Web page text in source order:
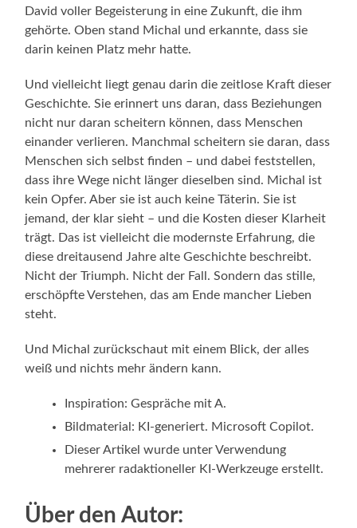
David voller Begeisterung in eine Zukunft, die ihm
gehörte. Oben stand Michal und erkannte, dass sie
darin keinen Platz mehr hatte.
Und vielleicht liegt genau darin die zeitlose Kraft dieser
Geschichte. Sie erinnert uns daran, dass Beziehungen
nicht nur daran scheitern können, dass Menschen
einander verlieren. Manchmal scheitern sie daran, dass
Menschen sich selbst finden – und dabei feststellen,
dass ihre Wege nicht länger dieselben sind. Michal ist
kein Opfer. Aber sie ist auch keine Täterin. Sie ist
jemand, der klar sieht – und die Kosten dieser Klarheit
trägt. Das ist vielleicht die modernste Erfahrung, die
diese dreitausend Jahre alte Geschichte beschreibt.
Nicht der Triumph. Nicht der Fall. Sondern das stille,
erschöpfte Verstehen, das am Ende mancher Lieben
steht.
Und Michal zurückschaut mit einem Blick, der alles
weiß und nichts mehr ändern kann.
Inspiration: Gespräche mit A.
Bildmaterial: KI-generiert. Microsoft Copilot.
Dieser Artikel wurde unter Verwendung
mehrerer radaktioneller KI-Werkzeuge erstellt.
Über den Autor: